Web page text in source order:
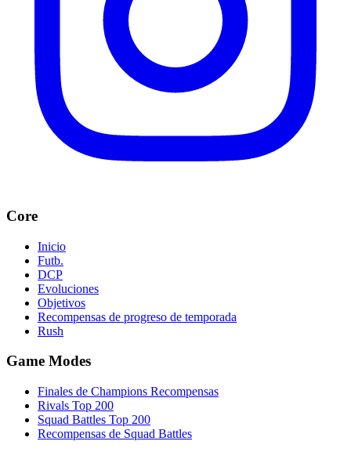
Core
Inicio
Futb.
DCP
Evoluciones
Objetivos
Recompensas de progreso de temporada
Rush
Game Modes
Finales de Champions Recompensas
Rivals Top 200
Squad Battles Top 200
Recompensas de Squad Battles